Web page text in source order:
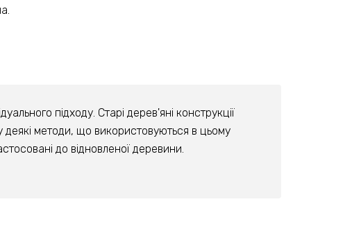
підходу. Старі дерев'яні конструкції
деякі методи, що використовуються в цьому
до відновленої деревини.